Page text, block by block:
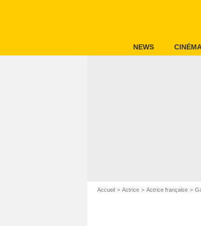
NEWS
Accueil Actrice Actrice française